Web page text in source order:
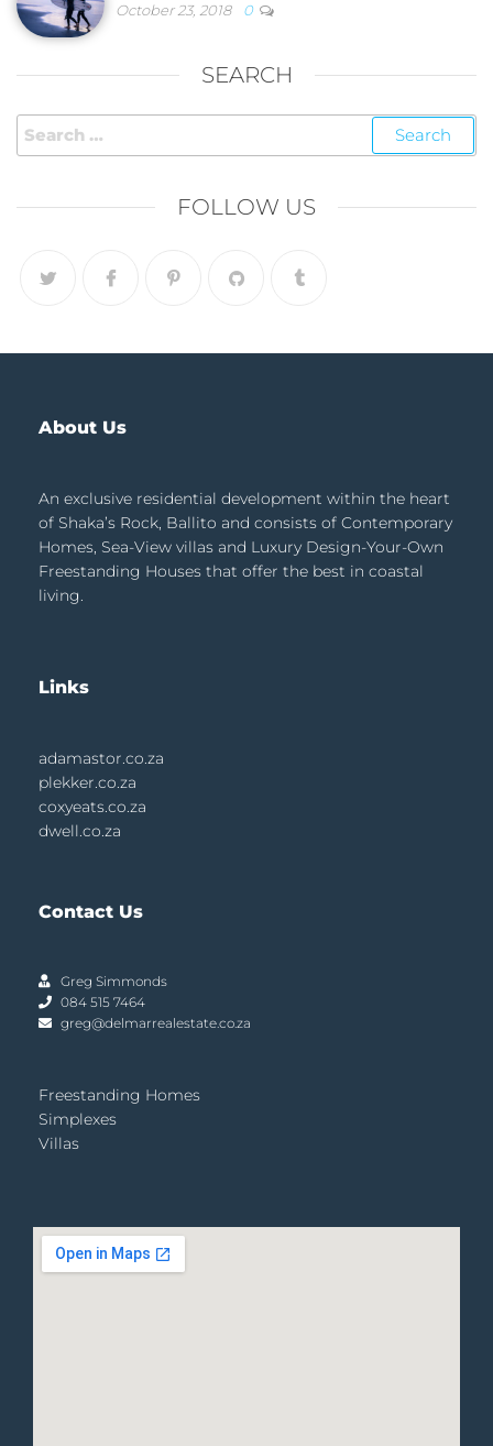
October 23, 2018 0
SEARCH
FOLLOW US
About Us
An exclusive residential development within the heart
of Shaka’s Rock, Ballito and consists of Contemporary
Homes, Sea-View villas and Luxury Design-Your-Own
Freestanding Houses that offer the best in coastal
living.
Links
adamastor.co.za
plekker.co.za
coxyeats.co.za
dwell.co.za
Contact Us
Greg Simmonds
084 515 7464
greg@delmarrealestate.co.za
Freestanding Homes
Simplexes
Villas